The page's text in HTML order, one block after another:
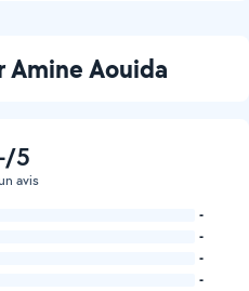
Amine Aouida
-/5
avis
-
-
-
-